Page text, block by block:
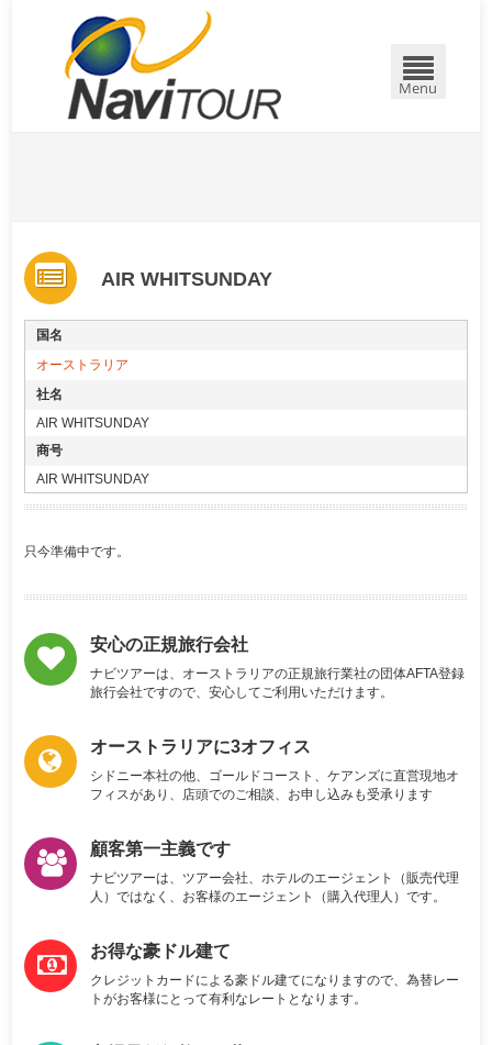
Menu
AIR WHITSUNDAY
国名
オーストラリア
社名
AIR WHITSUNDAY
商号
AIR WHITSUNDAY
只今準備中です。
安心の正規旅行会社
ナビツアーは、オーストラリアの正規旅行業社の団体AFTA登録
旅行会社ですので、安心してご利用いただけます。
オーストラリアに3オフィス
シドニー本社の他、ゴールドコースト、ケアンズに直営現地オ
フィスがあり、店頭でのご相談、お申し込みも受承ります
顧客第一主義です
ナビツアーは、ツアー会社、ホテルのエージェント（販売代理
人）ではなく、お客様のエージェント（購入代理人）です。
お得な豪ドル建て
クレジットカードによる豪ドル建てになりますので、為替レー
トがお客様にとって有利なレートとなります。